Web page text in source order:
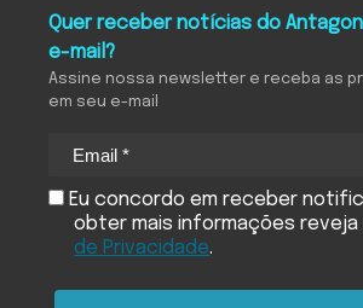
Quer receber notícias do
e-mail?
Assine nossa newsletter e receba as
em seu e-mail
Eu concordo em receber
obter mais informações reveja
de Privacidade.